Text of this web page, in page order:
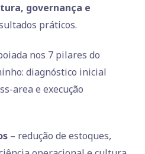
governança e
práticos.
nos 7 pilares do
diagnóstico inicial
area e execução
– redução de estoques,